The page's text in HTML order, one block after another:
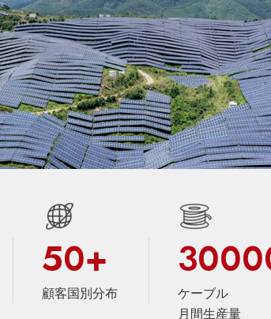
50+
顧客国別分布
ケーブル
月間生産量